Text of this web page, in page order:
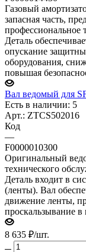
Газовый
запасная часть,
профессиональное
Деталь
опускание
оборудования,
повышая
Вал ведомый для
Есть в наличии: 5
Арт.: ZTCS502016
Код
—
F0000010300
Оригинальный
технического
Деталь входит в
(ленты). Вал
движение ленты,
проскальзывание в
8 635 ₽/шт.